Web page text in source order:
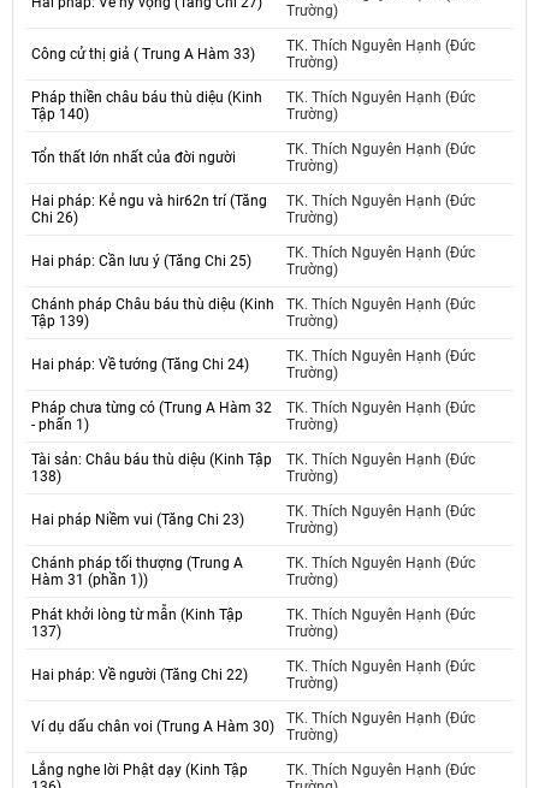
Trường)
Công cử thị giả ( Trung A Hàm 33)
TK. Thích Nguyên Hạnh (Đức
Trường)
Pháp thiền châu báu thù diệu (Kinh
Tập 140)
TK. Thích Nguyên Hạnh (Đức
Trường)
Tổn thất lớn nhất của đời người
TK. Thích Nguyên Hạnh (Đức
Trường)
Hai pháp: Kẻ ngu và hir62n trí (Tăng
Chi 26)
TK. Thích Nguyên Hạnh (Đức
Trường)
Hai pháp: Cần lưu ý (Tăng Chi 25)
TK. Thích Nguyên Hạnh (Đức
Trường)
Chánh pháp Châu báu thù diệu (Kinh
Tập 139)
TK. Thích Nguyên Hạnh (Đức
Trường)
Hai pháp: Về tướng (Tăng Chi 24)
TK. Thích Nguyên Hạnh (Đức
Trường)
Pháp chưa từng có (Trung A Hàm 32
- phấn 1)
TK. Thích Nguyên Hạnh (Đức
Trường)
Tài sản: Châu báu thù diệu (Kinh Tập
138)
TK. Thích Nguyên Hạnh (Đức
Trường)
Hai pháp Niềm vui (Tăng Chi 23)
TK. Thích Nguyên Hạnh (Đức
Trường)
Chánh pháp tối thượng (Trung A
Hàm 31 (phần 1))
TK. Thích Nguyên Hạnh (Đức
Trường)
Phát khởi lòng từ mẫn (Kinh Tập
137)
TK. Thích Nguyên Hạnh (Đức
Trường)
Hai pháp: Về người (Tăng Chi 22)
TK. Thích Nguyên Hạnh (Đức
Trường)
Ví dụ dấu chân voi (Trung A Hàm 30)
TK. Thích Nguyên Hạnh (Đức
Trường)
Lắng nghe lời Phật dạy (Kinh Tập
TK. Thích Nguyên Hạnh (Đức